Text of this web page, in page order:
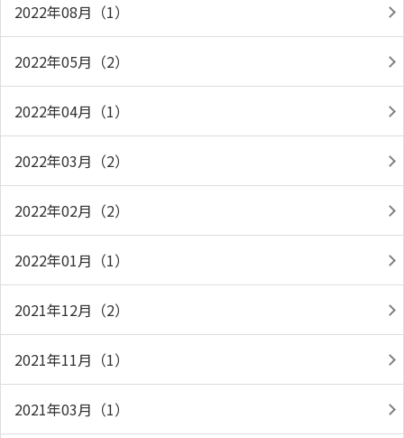
2022年08月（1）
2022年05月（2）
2022年04月（1）
2022年03月（2）
2022年02月（2）
2022年01月（1）
2021年12月（2）
2021年11月（1）
2021年03月（1）